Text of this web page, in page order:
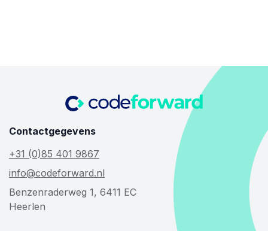
Contactgegevens
+31 (0)85 401 9867
info@codeforward.nl
Benzenraderweg 1, 6411 EC
Heerlen